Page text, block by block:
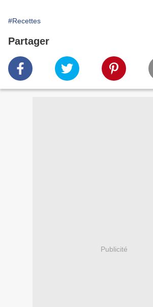
#Recettes
Partager
Publicité